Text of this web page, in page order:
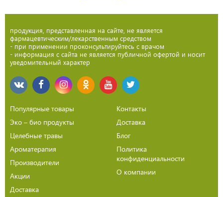
продукция, представленная на сайте, не является
фармацевтическим/лекарственным средством
- при применении проконсультируйтесь с врачом
- информация с сайта не является публичной офертой и носит
уведомительный характер
Популярные товары
Эко – био продукты
Целебные травы
Ароматерапия
Производители
Акции
Доставка
Контакты
Доставка
Блог
Политика
конфиденциальности
О компании